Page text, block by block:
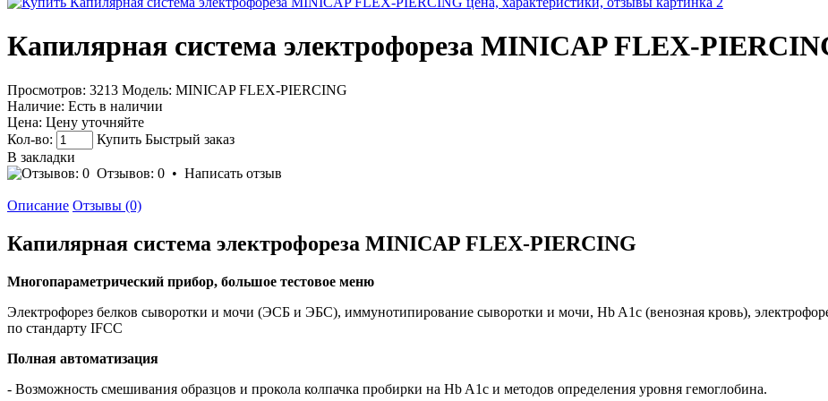
Капилярная система электрофореза MINICAP FLEX-
Просмотров: 3213 Модель: MINICAP FLEX-PIERCING
Наличие: Есть в наличии
Цена: Цену уточняйте
Кол-во:
Купить Быстрый заказ
В закладки
Отзывов: 0 • Написать отзыв
Описание Отзывы (0)
Капилярная система электрофореза MINICAP FLEX-PIERCING
Многопараметрический прибор, большое тестовое меню
Электрофорез белков сыворотки и мочи (ЭСБ и ЭБС), иммунотипирование сыворотки и мочи, Hb A1c (венозная кровь),
по стандарту IFCC
Полная автоматизация
- Возможность смешивания образцов и прокола колпачка пробирки на Hb A1c и методов определения уровня гемоглобина.